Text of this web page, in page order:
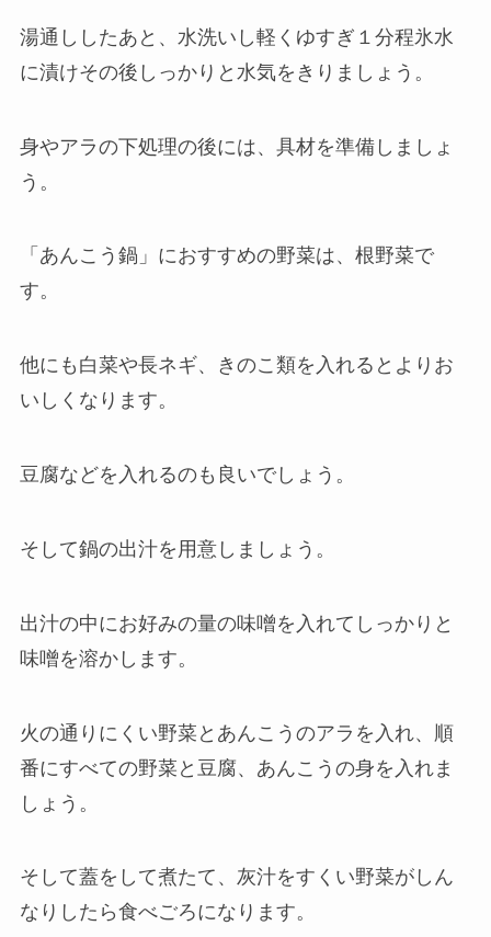
湯通ししたあと、水洗いし軽くゆすぎ１分程氷水
に漬けその後しっかりと水気をきりましょう。
身やアラの下処理の後には、具材を準備しましょ
う。
「あんこう鍋」におすすめの野菜は、根野菜で
す。
他にも白菜や長ネギ、きのこ類を入れるとよりお
いしくなります。
豆腐などを入れるのも良いでしょう。
そして鍋の出汁を用意しましょう。
出汁の中にお好みの量の味噌を入れてしっかりと
味噌を溶かします。
火の通りにくい野菜とあんこうのアラを入れ、順
番にすべての野菜と豆腐、あんこうの身を入れま
しょう。
そして蓋をして煮たて、灰汁をすくい野菜がしん
なりしたら食べごろになります。